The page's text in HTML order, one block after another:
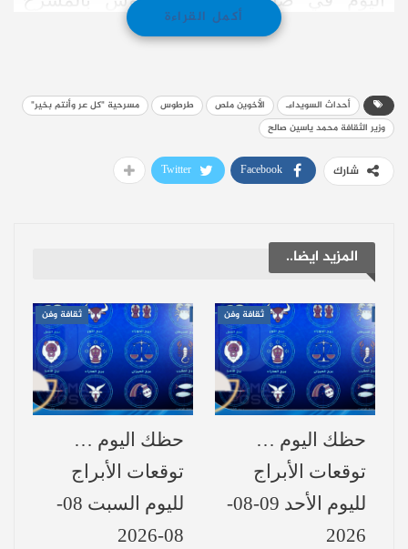
القومي في طرطوس.
لأسباب غير معروفة. وبتواصل موقع “العربي
الجديد” مع محمد ملص، أكد “ألّا معلومات دقيقة
لديه عن قرار الإيقاف”.
استمراره في المقاهي الثقافية في المدينة، مع
ما يحمله ذلك من مسؤولية في ظل قرار إيقاف
العرض الرسمي.
اللافت أن إيقاف العرض في المسرح القومي
لم يمنع استمراره في المقاهي الثقافية بالمدينة،
وهو ما يحمل في طياته مسؤولية خاصة في ظل
قرار المنع الرسمي.
و كان العرض الأول للمسرحية في حلب قد
أُرجئ سابقًا، تزامنًا مع أحداث السويداء، قبل أن
أكمل القراءة
أحداث السويداءـ الأخوين ملص طرطوس
مسرحية "كل عر وأنتم بخير"
وزير الثقافة محمد ياسين صالح
شارك Facebook
Twitter
المزيد ايضا..
ثقافة وفن
حظك اليوم …
توقعات الأبراج
لليوم الأحد 09-08-
2026
ثقافة وفن
حظك اليوم …
توقعات الأبراج
لليوم السبت 08-
08-2026